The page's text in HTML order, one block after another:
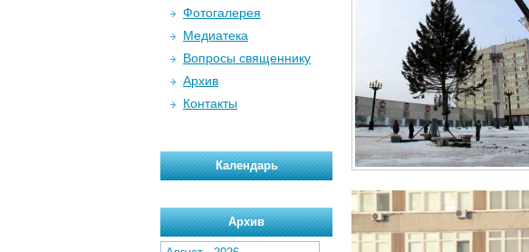
Фотогалерея
Медиатека
Вопросы священнику
Архив
Контакты
Календарь
Архив